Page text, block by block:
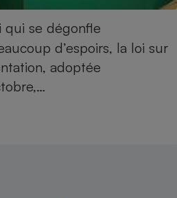
qui se dégonfle
d’espoirs, la loi sur
adoptée